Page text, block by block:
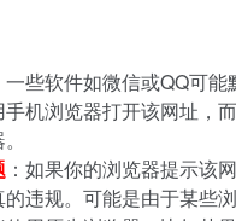
一些软件如微信或QQ可
手机浏览器打开该网址，
：如果你的浏览器提示该
违规。可能是由于某些